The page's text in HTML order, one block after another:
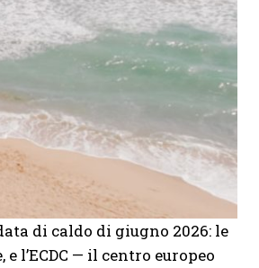
di caldo di giugno 2026: le
l’ECDC — il centro europeo